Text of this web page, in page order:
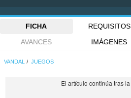
FICHA
REQUISITOS
AVANCES
IMÁGENES
VANDAL JUEGOS